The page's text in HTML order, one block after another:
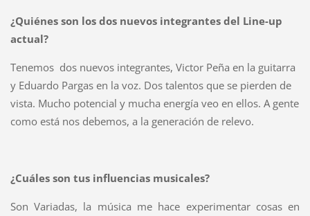
¿Quiénes son los dos nuevos integrantes del Line-up
actual?
Tenemos dos nuevos integrantes, Victor Peña en la guitarra
y Eduardo Pargas en la voz. Dos talentos que se pierden de
vista. Mucho potencial y mucha energía veo en ellos. A gente
como está nos debemos, a la generación de relevo.
¿Cuáles son tus influencias musicales?
Son Variadas, la música me hace experimentar cosas en